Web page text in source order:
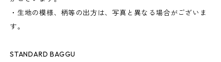
・生地の模様、柄等の出方は、写真と異なる場合がございま
す。
STANDARD BAGGU